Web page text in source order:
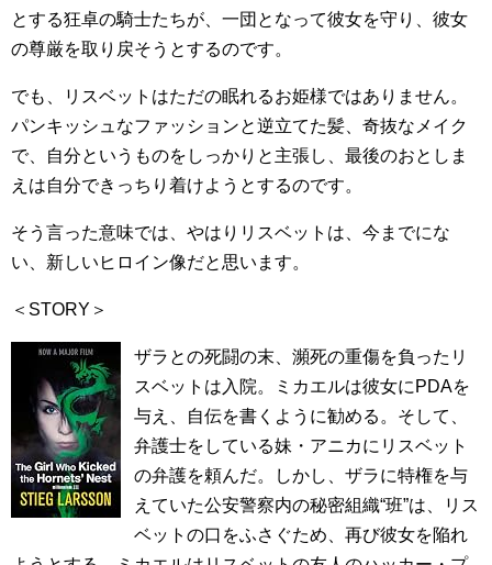
とする狂卓の騎士たちが、一団となって彼女を守り、彼女
の尊厳を取り戻そうとするのです。
でも、リスベットはただの眠れるお姫様ではありません。
パンキッシュなファッションと逆立てた髪、奇抜なメイク
で、自分というものをしっかりと主張し、最後のおとしま
えは自分できっちり着けようとするのです。
そう言った意味では、やはりリスベットは、今までにな
い、新しいヒロイン像だと思います。
＜STORY＞
ザラとの死闘の末、瀕死の重傷を負ったリ
スベットは入院。ミカエルは彼女にPDAを
与え、自伝を書くように勧める。そして、
弁護士をしている妹・アニカにリスベット
の弁護を頼んだ。しかし、ザラに特権を与
えていた公安警察内の秘密組織“班”は、リス
ベットの口をふさぐため、再び彼女を陥れ